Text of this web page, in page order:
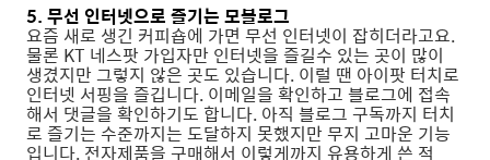
5. 무선 인터넷으로 즐기는 모블로그
요즘 새로 생긴 커피숍에 가면 무선 인터넷이 잡히더라고요.
물론 KT 네스팟 가입자만 인터넷을 즐길수 있는 곳이 많이
생겼지만 그렇지 않은 곳도 있습니다. 이럴 땐 아이팟 터치로
인터넷 서핑을 즐깁니다. 이메일을 확인하고 블로그에 접속
해서 댓글을 확인하기도 합니다. 아직 블로그 구독까지 터치
로 즐기는 수준까지는 도달하지 못했지만 무지 고마운 기능
입니다. 전자제품을 구매해서 이렇게까지 유용하게 쓴 적